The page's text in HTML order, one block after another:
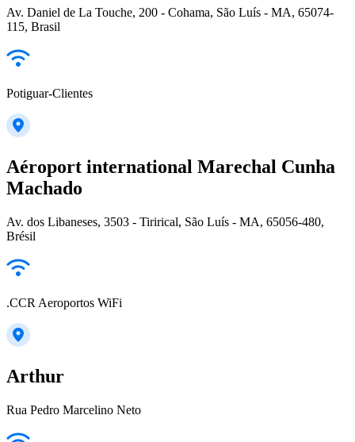
Av. Daniel de La Touche, 200 - Cohama, São Luís - MA, 65074-
115, Brasil
Potiguar-Clientes
Aéroport international Marechal Cunha
Machado
Av. dos Libaneses, 3503 - Tirirical, São Luís - MA, 65056-480,
Brésil
.CCR Aeroportos WiFi
Arthur
Rua Pedro Marcelino Neto